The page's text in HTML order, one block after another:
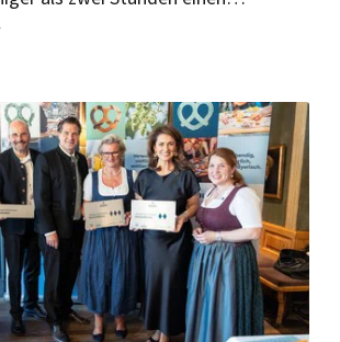
Freilichtmuseum Schliersee